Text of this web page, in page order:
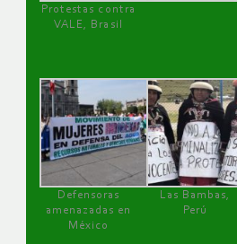
Protestas contra
VALE, Brasil
Defensoras
amenazadas en
México
Las Bambas,
Perú